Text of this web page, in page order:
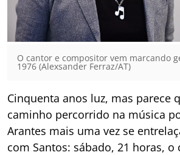
O cantor e compositor vem marcando
1976 (Alexsander Ferraz/AT)
Cinquenta anos luz, mas parece
caminho percorrido na música
Arantes mais uma vez se
com Santos: sábado, 21 horas, o